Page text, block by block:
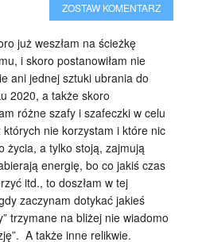
ZOSTAW KOMENTARZ
już weszłam na ścieżkę
i skoro postanowiłam nie
ani jednej sztuki ubrania do
2020, a także skoro
różne szafy i szafeczki w celu
nie korzystam i które nic
życia, a tylko stoją, zajmują
energię, bo co jakiś czas
itd., to doszłam w tej
zaczynam dotykać jakieś
trzymane na bliżej nie wiadomo
A także inne relikwie.